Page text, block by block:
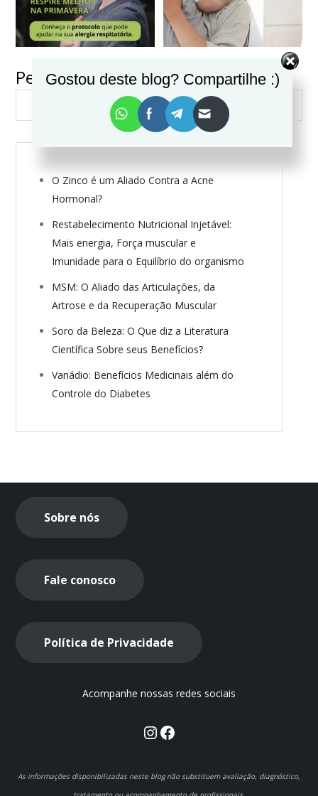
VER MAIS Seguir no Instagram
Pesquisar
PESQUISAR
O Zinco é um Aliado Contra a Acne
Hormonal?
Restabelecimento Nutricional Injetável:
Mais energia, Força muscular e
Imunidade para o Equilíbrio do organismo
MSM: O Aliado das Articulações, da
Artrose e da Recuperação Muscular
Soro da Beleza: O Que diz a Literatura
Científica Sobre seus Benefícios?
Vanádio: Benefícios Medicinais além do
Controle do Diabetes
Sobre nós
Fale conosco
Política de Privacidade
Acompanhe nossas redes sociais
Instagram
Facebook
As informações disponibilizadas neste blog não substituem avaliação, diagnóstico,
Gostou deste blog? Compartilhe :)